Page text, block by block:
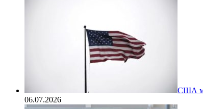
США
06.07.2026